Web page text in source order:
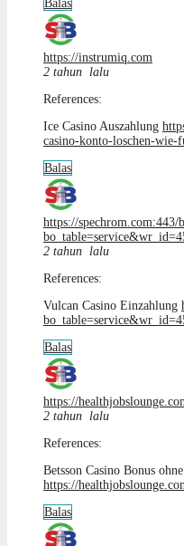
Balas
https://instrumiq.com
2 tahun lalu
References:
Ice Casino Auszahlung
casino-konto-loschen-wie-
Balas
https://spechrom.com:443/
2 tahun lalu
References:
Vulcan Casino Einzahlung
Balas
https://
2 tahun lalu
References:
Betsson Casino Bonus
https://
Balas